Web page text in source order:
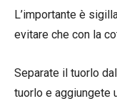
L’importante è
evitare che con la
Separate il tuorlo
tuorlo e aggiungete